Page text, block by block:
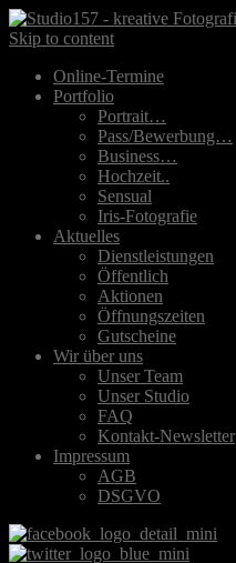
Skip to content
Online-Termine
Portfolio
Portrait…
Pass/Bewerbung…
Business…
Hochzeit..
Sensual
Iris-Fotografie
Aktuelles
Dienstleistungen
Öffentlich
Aktionen
Öffnungszeiten
Gutscheine
Wir über uns
Unser Team
Unser Studio
FAQ
Kontakt-Newsletter
Impressum
AGB
DSGVO